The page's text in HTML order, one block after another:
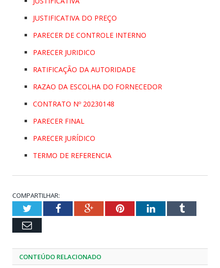
JUSTIFICATIVA DO PREÇO
PARECER DE CONTROLE INTERNO
PARECER JURIDICO
RATIFICAÇÃO DA AUTORIDADE
RAZAO DA ESCOLHA DO FORNECEDOR
CONTRATO Nº 20230148
PARECER FINAL
PARECER JURÍDICO
TERMO DE REFERENCIA
COMPARTILHAR:
TwitterFacebookGoogle+PinterestLinkedInTumblr
Email
CONTEÚDO RELACIONADO